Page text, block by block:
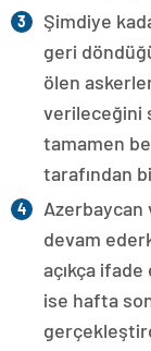
Şimdiye
geri
ölen
verileceğini
tamamen
tarafından
Azerbaycan
devam
açıkça
ise hafta